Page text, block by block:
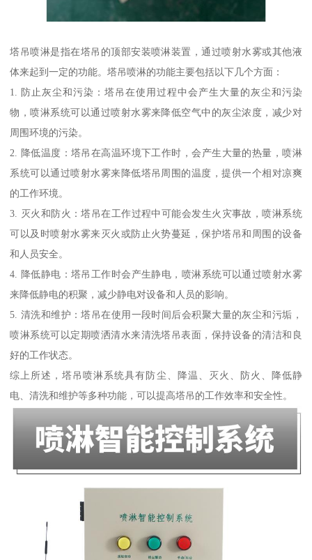
塔吊喷淋是指在塔吊的顶部安装喷淋装置，通过喷射水雾或其他液
体来起到一定的功能。塔吊喷淋的功能主要包括以下几个方面：
1. 防止灰尘和污染：塔吊在使用过程中会产生大量的灰尘和污染
物，喷淋系统可以通过喷射水雾来降低空气中的灰尘浓度，减少对
周围环境的污染。
2. 降低温度：塔吊在高温环境下工作时，会产生大量的热量，喷淋
系统可以通过喷射水雾来降低塔吊周围的温度，提供一个相对凉爽
的工作环境。
3. 灭火和防火：塔吊在工作过程中可能会发生火灾事故，喷淋系统
可以及时喷射水雾来灭火或防止火势蔓延，保护塔吊和周围的设备
和人员安全。
4. 降低静电：塔吊工作时会产生静电，喷淋系统可以通过喷射水雾
来降低静电的积聚，减少静电对设备和人员的影响。
5. 清洗和维护：塔吊在使用一段时间后会积聚大量的灰尘和污垢，
喷淋系统可以定期喷洒清水来清洗塔吊表面，保持设备的清洁和良
好的工作状态。
综上所述，塔吊喷淋系统具有防尘、降温、灭火、防火、降低静
电、清洗和维护等多种功能，可以提高塔吊的工作效率和安全性。